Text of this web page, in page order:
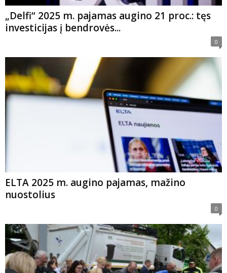
„Delfi“ 2025 m. pajamas augino 21 proc.: tęs
investicijas į bendrovės...
0
ELTA 2025 m. augino pajamas, mažino
nuostolius
0